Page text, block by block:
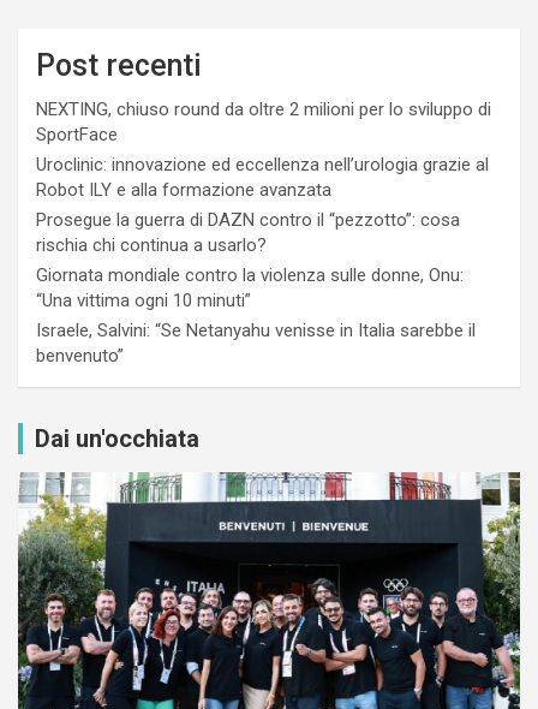
Post recenti
NEXTING, chiuso round da oltre 2 milioni per lo sviluppo di
SportFace
Uroclinic: innovazione ed eccellenza nell’urologia grazie al
Robot ILY e alla formazione avanzata
Prosegue la guerra di DAZN contro il “pezzotto”: cosa
rischia chi continua a usarlo?
Giornata mondiale contro la violenza sulle donne, Onu:
“Una vittima ogni 10 minuti”
Israele, Salvini: “Se Netanyahu venisse in Italia sarebbe il
benvenuto”
Dai un'occhiata